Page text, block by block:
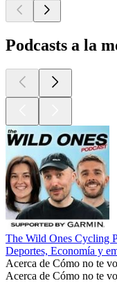
Podcasts a la
The Wild Ones Cycling
Deportes, Economía y
Acerca de Cómo no te
Acerca de Cómo no te